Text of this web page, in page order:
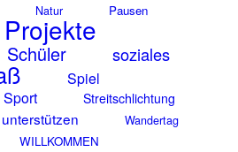
Natur Pausen
Projekte
Schüler
soziales
Spiel
Sport Streitschlichtung
unterstützen Wandertag
WILLKOMMEN